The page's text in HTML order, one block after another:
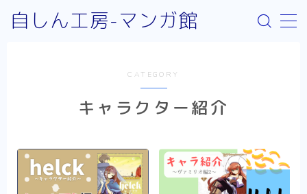
自しん工房-マンガ館
取り扱いジャンルについて
リンク：外部サイト
CATEGORY
キャラクター紹介